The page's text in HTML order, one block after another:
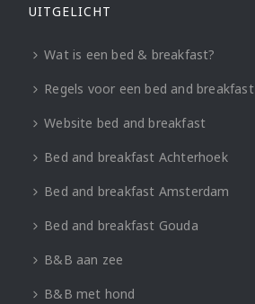
UITGELICHT
Wat is een bed & breakfast?
Regels voor een bed and breakfast
Website bed and breakfast
Bed and breakfast Achterhoek
Bed and breakfast Amsterdam
Bed and breakfast Gouda
B&B aan zee
B&B met hond